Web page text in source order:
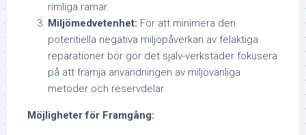
rimliga ramar.
Miljömedvetenhet: För att minimera den
potentiella negativa miljöpåverkan av felaktiga
reparationer bör gör det själv-verkstäder fokusera
på att främja användningen av miljövänliga
metoder och reservdelar.
Möjligheter för Framgång: